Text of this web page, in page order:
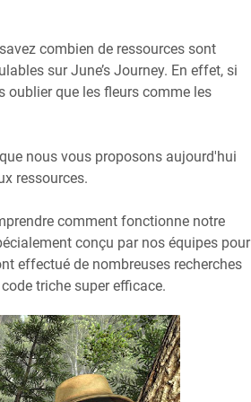
combien de ressources sont
sur June’s Journey. En effet, si
oublier que les fleurs comme les
nous vous proposons aujourd'hui
ressources.
comment fonctionne notre
conçu par nos équipes pour
effectué de nombreuses recherches
triche super efficace.